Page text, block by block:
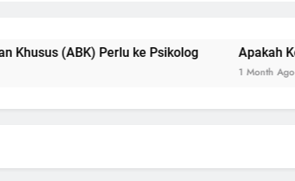
(ABK) Perlu ke Psikolog Apakah Konsultasi